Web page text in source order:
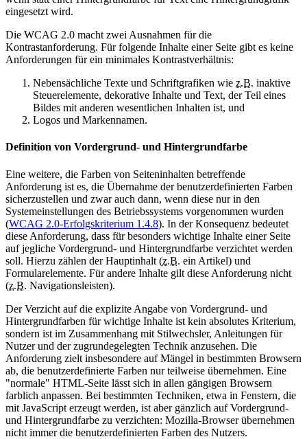
eingesetzt wird.
Die WCAG 2.0 macht zwei Ausnahmen für die
Kontrastanforderung. Für folgende Inhalte einer Seite gibt es keine
Anforderungen für ein minimales Kontrastverhältnis:
Nebensächliche Texte und Schriftgrafiken wie z.B. inaktive
Steuerelemente, dekorative Inhalte und Text, der Teil eines
Bildes mit anderen wesentlichen Inhalten ist, und
Logos und Markennamen.
Definition von Vordergrund- und Hintergrundfarbe
Eine weitere, die Farben von Seiteninhalten betreffende
Anforderung ist es, die Übernahme der benutzerdefinierten Farben
sicherzustellen und zwar auch dann, wenn diese nur in den
Systemeinstellungen des Betriebssystems vorgenommen wurden
(WCAG 2.0-Erfolgskriterium 1.4.8). In der Konsequenz bedeutet
diese Anforderung, dass für besonders wichtige Inhalte einer Seite
auf jegliche Vordergrund- und Hintergrundfarbe verzichtet werden
soll. Hierzu zählen der Hauptinhalt (z.B. ein Artikel) und
Formularelemente. Für andere Inhalte gilt diese Anforderung nicht
(z.B. Navigationsleisten).
Der Verzicht auf die explizite Angabe von Vordergrund- und
Hintergrundfarben für wichtige Inhalte ist kein absolutes Kriterium,
sondern ist im Zusammenhang mit Stilwechsler, Anleitungen für
Nutzer und der zugrundegelegten Technik anzusehen. Die
Anforderung zielt insbesondere auf Mängel in bestimmten Browsern
ab, die benutzerdefinierte Farben nur teilweise übernehmen. Eine
"normale" HTML-Seite lässt sich in allen gängigen Browsern
farblich anpassen. Bei bestimmten Techniken, etwa in Fenstern, die
mit JavaScript erzeugt werden, ist aber gänzlich auf Vordergrund-
und Hintergrundfarbe zu verzichten: Mozilla-Browser übernehmen
nicht immer die benutzerdefinierten Farben des Nutzers.